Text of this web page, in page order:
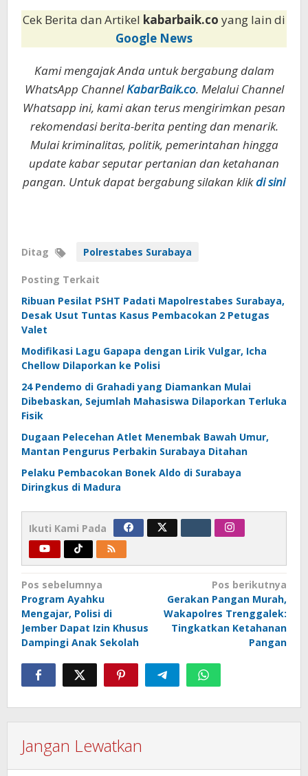
Cek Berita dan Artikel kabarbaik.co yang lain di
Google News
Kami mengajak Anda untuk bergabung dalam
WhatsApp ChannelKabarBaik.co. Melalui Channel
Whatsapp ini, kami akan terus mengirimkan pesan
rekomendasi berita-berita penting dan menarik.
Mulai kriminalitas, politik, pemerintahan hingga
update kabar seputar pertanian dan ketahanan
pangan. Untuk dapat bergabung silakan klikdi sini
Ditag Polrestabes Surabaya
Posting Terkait
Ribuan Pesilat PSHT Padati Mapolrestabes Surabaya,
Desak Usut Tuntas Kasus Pembacokan 2 Petugas
Valet
Modifikasi Lagu Gapapa dengan Lirik Vulgar, Icha
Chellow Dilaporkan ke Polisi
24 Pendemo di Grahadi yang Diamankan Mulai
Dibebaskan, Sejumlah Mahasiswa Dilaporkan Terluka
Fisik
Dugaan Pelecehan Atlet Menembak Bawah Umur,
Mantan Pengurus Perbakin Surabaya Ditahan
Pelaku Pembacokan Bonek Aldo di Surabaya
Diringkus di Madura
Ikuti Kami Pada
Navigasi
pos
Pos sebelumnya
Program Ayahku
Mengajar, Polisi di
Jember Dapat Izin Khusus
Dampingi Anak Sekolah
Pos berikutnya
Gerakan Pangan Murah,
Wakapolres Trenggalek:
Tingkatkan Ketahanan
Pangan
Jangan Lewatkan